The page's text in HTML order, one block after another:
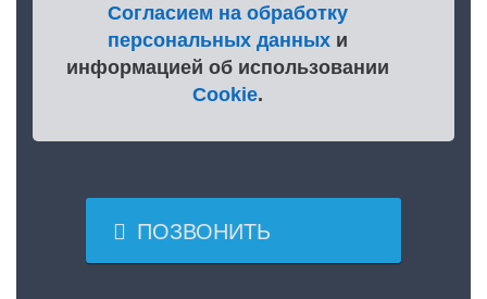
Согласием на обработку
персональных данныхи
информацией об использовании
Cookie.
 ПОЗВОНИТЬ